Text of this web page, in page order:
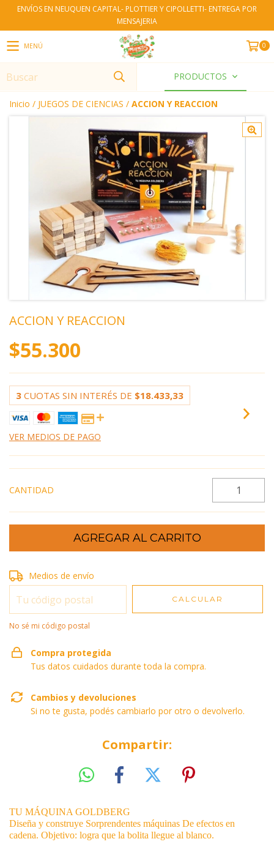
ENVÍOS EN NEUQUEN CAPITAL- PLOTTIER Y CIPOLLETTI- ENTREGA POR
MENSAJERIA
MENÚ 0
PRODUCTOS
Inicio / JUEGOS DE CIENCIAS / ACCION Y REACCION
ACCION Y REACCION
$55.300
3 CUOTAS SIN INTERÉS DE $18.433,33
VER MEDIOS DE PAGO
CANTIDAD
Entregas para el CP:
Medios de envío
CALCULAR
No sé mi código postal
Compra protegida
Tus datos cuidados durante toda la compra.
Cambios y devoluciones
Si no te gusta, podés cambiarlo por otro o devolverlo.
Compartir:
TU MÁQUINA GOLDBERG
Diseña y construye Sorprendentes máquinas De efectos en
cadena. Objetivo: logra que la bolita llegue al blanco.